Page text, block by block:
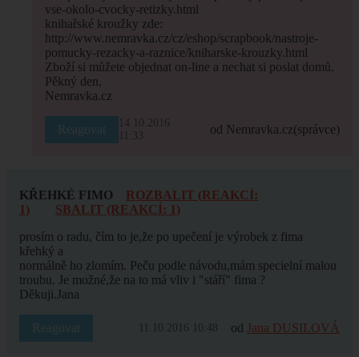
vse-okolo-cvocky-retizky.html
knihařské kroužky zde:
http://www.nemravka.cz/cz/eshop/scrapbook/nastroje-
pomucky-rezacky-a-raznice/kniharske-krouzky.html
Zboží si můžete objednat on-line a nechat si poslat domů.
Pěkný den,
Nemravka.cz
Reagovat
14.10.2016
od Nemravka.cz(správce)
KŘEHKÉ FIMO
ROZBALIT (REAKCÍ:
1)
SBALIT (REAKCÍ: 1)
prosím o radu, čím to je,že po upečení je výrobek z fima
křehký a
normálně ho zlomím. Peču podle návodu,mám specielní malou
troubu. Je možné,že na to má vliv i "stáří" fima ?
Děkuji.Jana
Reagovat 11.10.2016 10:48 od Jana DUSILOVÁ